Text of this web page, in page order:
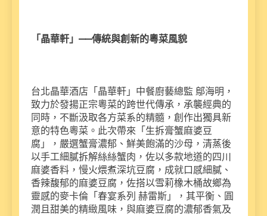
「晶華軒」——傳統與創新的粵菜風貌
台北晶華酒店「晶華軒」中餐廚藝總監 鄔海明，
致力於發揚正宗粵菜的跨世代傳承，承襲經典的
同時，不斷汲取各方菜系的精髓，創作出獨具新
意的特色粵菜。此次帶來「生拆膏蟹麻婆豆
腐」，嚴選蟹膏濃郁、鮮美飽滿的沙母，清蒸後
以手工細膩拆解絲絲蟹肉，佐以多款地道的四川
麻婆香料，慢火煨煮深坑豆腐，成就口感細膩、
香辣馥郁的麻婆豆腐，佐搭以雪莉橡木桶故鄉為
靈感的麥卡倫「春宴系列 赫雷斯」，其平衡、圓
潤且甜美的精緻風味，與麻婆豆腐的濃郁香氣及